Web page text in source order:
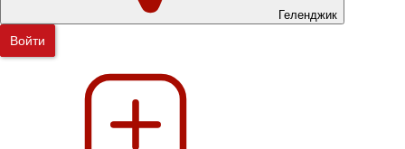
Геленджик
Войти